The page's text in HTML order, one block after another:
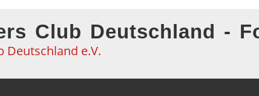
Club Deutschland -
Deutschland e.V.